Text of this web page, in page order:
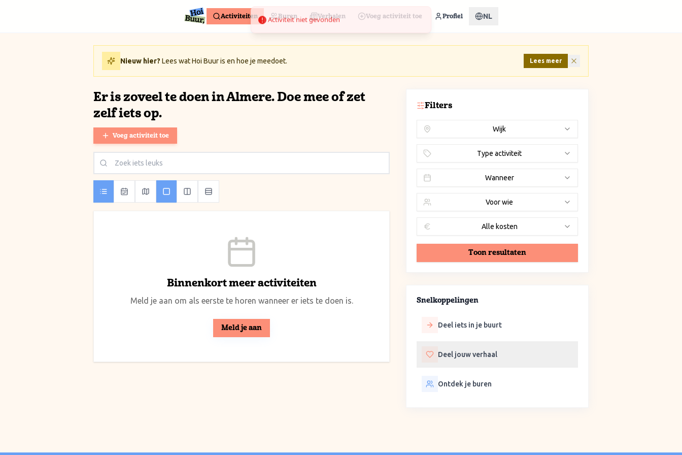
Activiteiten Buren Verhalen Voeg activiteit toe Profiel NL
Nieuw hier? Lees wat Hoi Buur is en hoe je meedoet. Lees meer
Er is zoveel te doen in Almere. Doe mee of zet
zelf iets op.
Voeg activiteit toe
Binnenkort meer activiteiten
Meld je aan om als eerste te horen wanneer er iets te doen is.
Meld je aan
Filters
Wijk
Type activiteit
Wanneer
Voor wie
Alle kosten
Toon resultaten
Snelkoppelingen
Deel iets in je buurt
Deel jouw verhaal
Ontdek je buren